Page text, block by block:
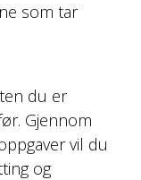
som tar
du er
Gjennom
vil du
og